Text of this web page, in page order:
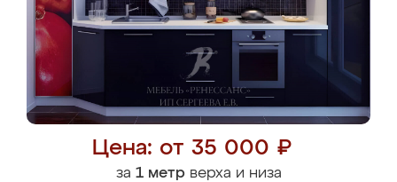
Цена: от 35 000 ₽
за 1 метрверха и низа